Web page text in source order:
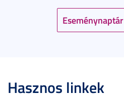
Eseménynaptár
Hasznos linkek